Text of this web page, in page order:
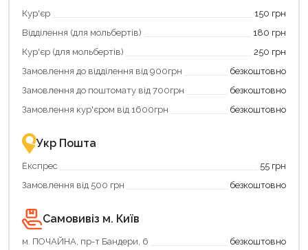
щоб
зекономити
та
отримати
переваги!
картою
єКнига
–
зручно
та
«Національний
кешбек»
та
отримуйте
повернення
Економте
більше
разом
державною
підтримкою!
Кур'єр
150 грн
Відділення (для мольбертів)
180 грн
Кур'єр (для мольбертів)
250 грн
Замовлення до відділення від 900грн
безкоштовно
Замовлення до поштомату від 700грн
безкоштовно
Замовлення кур'єром від 1600грн
безкоштовно
Укр Пошта
Експрес
55 грн
Замовлення від 500 грн
безкоштовно
Самовивіз м. Київ
м. ПОЧАЙНА, пр-т Бандери, 6
безкоштовно